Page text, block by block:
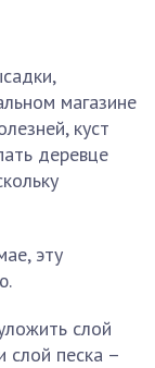
магазине
куст
деревце
эту
слой
слой песка –